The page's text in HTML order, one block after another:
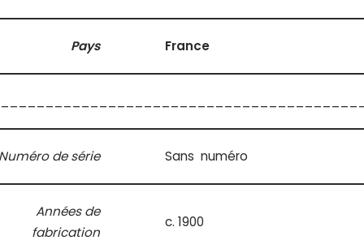
Pays France
de série Sans numéro
Années de
fabrication
c. 1900